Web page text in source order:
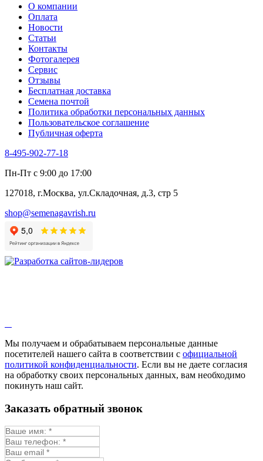
Тмин
Трава для чая
Туласи
Укроп
Фенхель пряный
Хризантема овощная
Цикорий пряный
Цикорий салатный (Витлуф)
Черемша
Шпинат
Щавель
Эндивий
Эстрагон
Алтей
Бессмертник
Валериана
Валерианелла
Гибискус лекарственный
Девясил
Душица
Змееголовник
Мыльнянка
Мята
Овсяный корень
Огуречная трава
Пустырник
Репешок
Синюха
О компании
Оплата
Новости
Статьи
Контакты
Фотогалерея​
Сервис
Отзывы
Бесплатная доставка
Семена почтой
Политика обработки персональных данных
Пользовательское соглашение
Публичная оферта
8-495-902-77-18
Пн-Пт с 9:00 до 17:00
127018, г.Москва, ул.Складочная, д.3, стр 5
shop@semenagavrish.ru
Мы получаем и обрабатываем персональные данные
посетителей нашего сайта в соответствии с официальной
политикой конфиденциальности. Если вы не даете согласия
на обработку своих персональных данных, вам необходимо
покинуть наш сайт.
Заказать обратный звонок